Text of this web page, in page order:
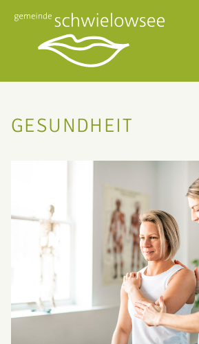
GESUNDHEIT